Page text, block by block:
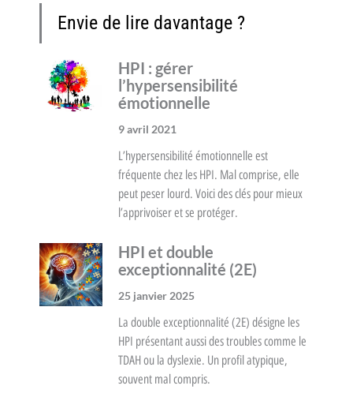
Envie de lire davantage ?
HPI : gérer
l’hypersensibilité
émotionnelle
9 avril 2021
L’hypersensibilité émotionnelle est
fréquente chez les HPI. Mal comprise, elle
peut peser lourd. Voici des clés pour mieux
l’apprivoiser et se protéger.
HPI et double
exceptionnalité (2E)
25 janvier 2025
La double exceptionnalité (2E) désigne les
HPI présentant aussi des troubles comme le
TDAH ou la dyslexie. Un profil atypique,
souvent mal compris.